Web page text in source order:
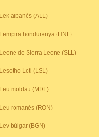
Lek albanès (ALL)
Lempira hondurenya (HNL)
Leone de Sierra Leone (SLL)
Lesotho Loti (LSL)
Leu moldau (MDL)
Leu romanès (RON)
Lev búlgar (BGN)